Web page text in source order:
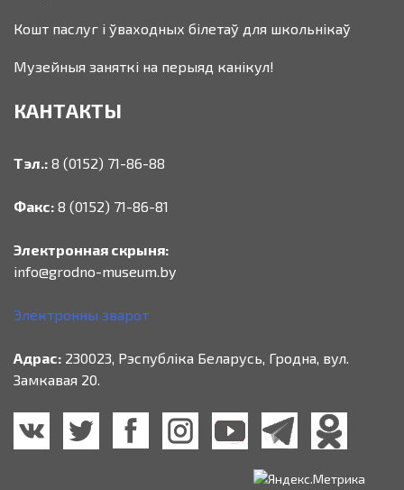
Кошт паслуг і ўваходных білетаў для школьнікаў
Музейныя заняткі на перыяд канікул!
КАНТАКТЫ
Тэл.: 8 (0152) 71-86-88
Факс: 8 (0152) 71-86-81
Электронная скрыня:
info@grodno-museum.by
Электронны зварот
Адрас: 230023, Рэспубліка Беларусь, Гродна, вул.
Замкавая 20.